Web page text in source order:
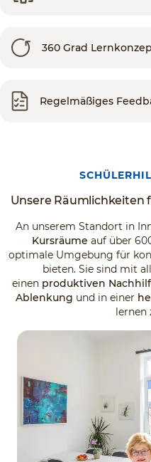
360 Grad
Regelmäßiges
Unsere Räumlichkeiten
An unserem Standort in
Kursräume auf über
optimale Umgebung für
bieten. Sie sind mit
einen produktiven
Ablenkung und in einer
lernen